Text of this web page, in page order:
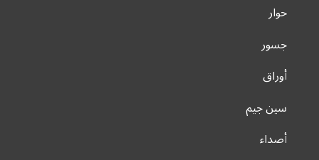
حوار
جسور
أوراق
سين جيم
أصداء